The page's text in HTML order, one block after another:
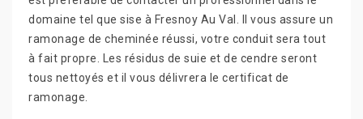
domaine tel que sise à Fresnoy Au Val. Il vous assure un
ramonage de cheminée réussi, votre conduit sera tout
à fait propre. Les résidus de suie et de cendre seront
tous nettoyés et il vous délivrera le certificat de
ramonage.